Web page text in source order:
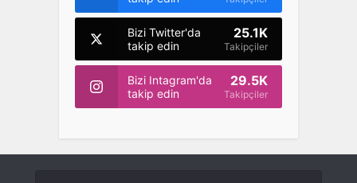
Bizi Twitter'da
takip edin
25.1K
Takipçiler
Bizi Intagram'da
takip edin
29.5K
Takipçiler